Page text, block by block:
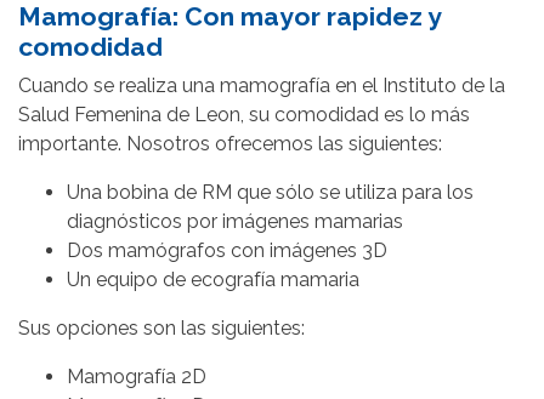
Mamografía: Con mayor rapidez y
comodidad
Cuando se realiza una mamografía en el Instituto de la
Salud Femenina de Leon, su comodidad es lo más
importante. Nosotros ofrecemos las siguientes:
Una bobina de RM que sólo se utiliza para los
diagnósticos por imágenes mamarias
Dos mamógrafos con imágenes 3D
Un equipo de ecografía mamaria
Sus opciones son las siguientes:
Mamografía 2D